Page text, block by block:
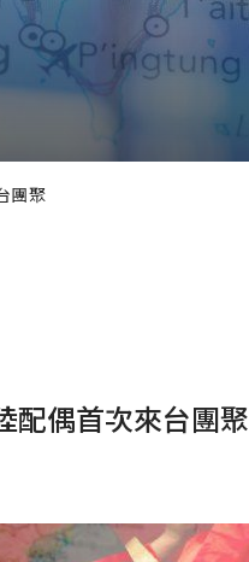
團聚
配偶首次來台團聚